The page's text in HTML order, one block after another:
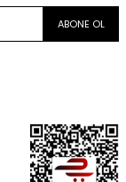
ABONE OL